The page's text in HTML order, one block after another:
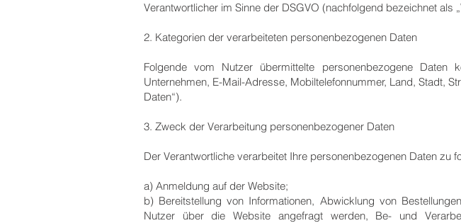
Verantwortlicher im Sinne der DSGVO (nachfolgend bezeichnet als
2. Kategorien der verarbeiteten personenbezogenen Daten
Folgende vom Nutzer übermittelte personenbezogene
Unternehmen, E-Mail-Adresse, Mobiltelefonnummer, Land, Stadt,
Daten“).
3. Zweck der Verarbeitung personenbezogener Daten
Der Verantwortliche verarbeitet Ihre personenbezogenen Daten zu
a) Anmeldung auf der Website;
b) Bereitstellung von Informationen, Abwicklung von
Nutzer über die Website angefragt werden, Be- und